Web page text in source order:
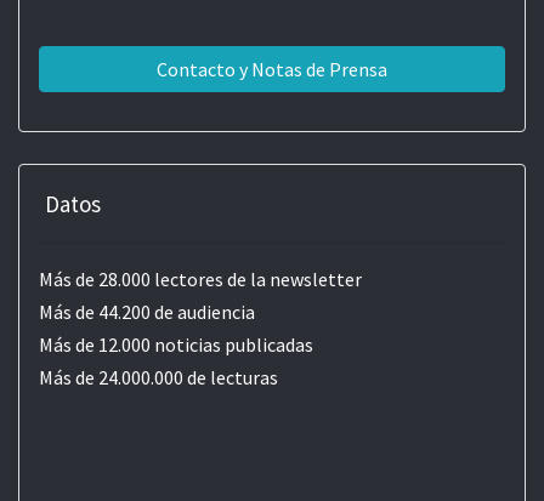
Contacto y Notas de Prensa
Datos
Más de 28.000 lectores de la newsletter
Más de 44.200 de audiencia
Más de 12.000 noticias publicadas
Más de 24.000.000 de lecturas